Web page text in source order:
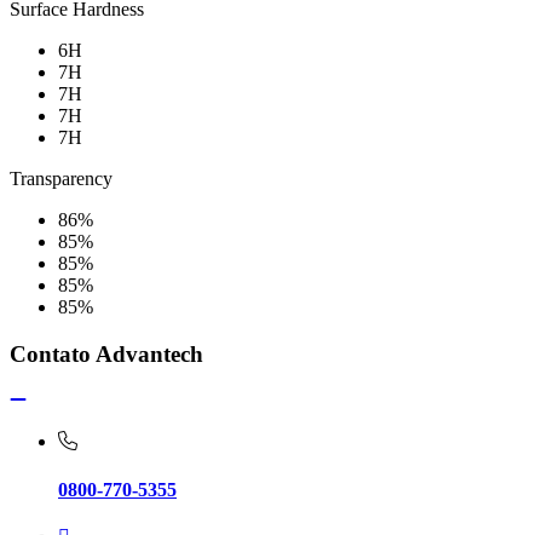
Surface Hardness
6H
7H
7H
7H
7H
Transparency
86%
85%
85%
85%
85%
Contato Advantech
0800-770-5355